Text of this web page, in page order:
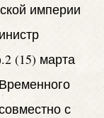
империи
(15) марта
с